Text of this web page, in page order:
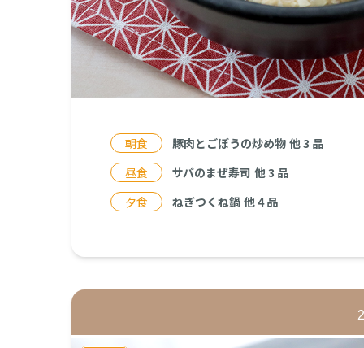
朝食 豚肉とごぼうの炒め物 他3 品
昼食
サバのまぜ寿司 他3 品
夕食
ねぎつくね鍋 他4品